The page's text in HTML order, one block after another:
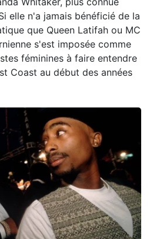
elle n'a jamais bénéficié de la
que Queen Latifah ou MC
s'est imposée comme
féminines à faire entendre
Coast au début des années